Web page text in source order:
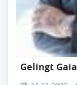
Gelingt